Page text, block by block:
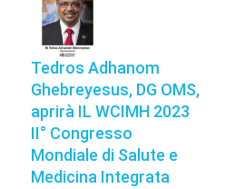
Tedros Adhanom
Ghebreyesus, DG OMS,
aprirà IL WCIMH 2023
II° Congresso
Mondiale di Salute e
Medicina Integrata